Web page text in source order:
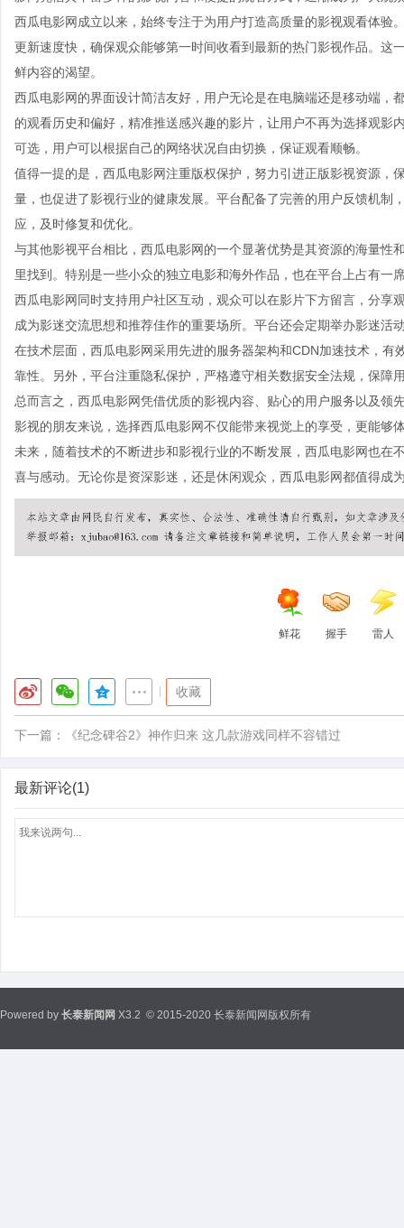
西瓜电影网成立以来，始终专注于为用户打造高质量的影视观看体验
更新速度快，确保观众能够第一时间收看到最新的热门影视作品。这
鲜内容的渴望。
西瓜电影网的界面设计简洁友好，用户无论是在电脑端还是移动端，
的观看历史和偏好，精准推送感兴趣的影片，让用户不再为选择观
可选，用户可以根据自己的网络状况自由切换，保证观看顺畅。
值得一提的是，西瓜电影网注重版权保护，努力引进正版影视资源，
量，也促进了影视行业的健康发展。平台配备了完善的用户反馈机制
应，及时修复和优化。
与其他影视平台相比，西瓜电影网的一个显著优势是其资源的海量性
里找到。特别是一些小众的独立电影和海外作品，也在平台上占有一
西瓜电影网同时支持用户社区互动，观众可以在影片下方留言，分享
成为影迷交流思想和推荐佳作的重要场所。平台还会定期举办影迷活
在技术层面，西瓜电影网采用先进的服务器架构和CDN加速技术，
靠性。另外，平台注重隐私保护，严格遵守相关数据安全法规，保障
总而言之，西瓜电影网凭借优质的影视内容、贴心的用户服务以及
影视的朋友来说，选择西瓜电影网不仅能带来视觉上的享受，更能够
未来，随着技术的不断进步和影视行业的不断发展，西瓜电影网也在
喜与感动。无论你是资深影迷，还是休闲观众，西瓜电影网都值得成
鲜花 握手 雷人
收藏
下一篇： 《纪念碑谷2》神作归来 这几款游戏同样不容错过
最新评论(1)
Powered by 长泰新闻网 X3.2 © 2015-2020 长泰新闻网版权所有